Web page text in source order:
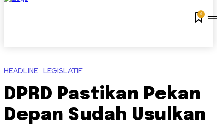
0
HEADLINE LEGISLATIF
DPRD Pastikan Pekan
Depan Sudah Usulkan